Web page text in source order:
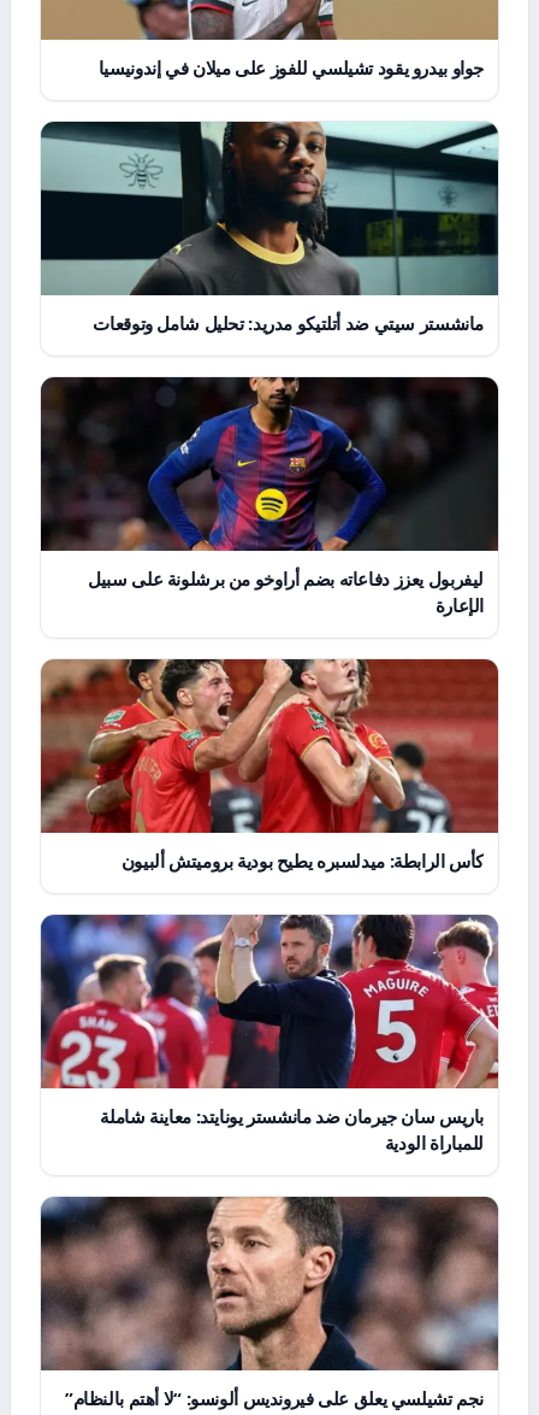
جواو بيدرو يقود تشيلسي للفوز على ميلان في إندونيسيا
مانشستر سيتي ضد أتلتيكو مدريد: تحليل شامل وتوقعات
ليفربول يعزز دفاعاته بضم أراوخو من برشلونة على سبيل
الإعارة
كأس الرابطة: ميدلسبره يطيح بودية بروميتش ألبيون
باريس سان جيرمان ضد مانشستر يونايتد: معاينة شاملة
للمباراة الودية
نجم تشيلسي يعلق على فيرونديس ألونسو: “لا أهتم بالنظام”